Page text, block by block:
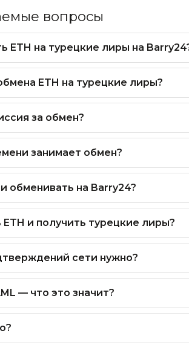
вопросы
ETH на турецкие лиры на
ETH на турецкие лиры?
за обмен?
занимает обмен?
обменивать на Barry24?
ETH и получить турецкие лиры?
сети нужно?
— что это значит?